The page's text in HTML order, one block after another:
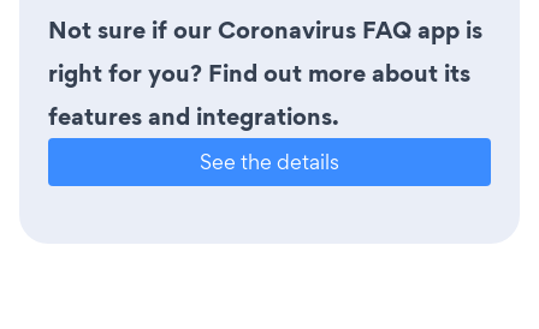
Not sure if our Coronavirus FAQ app is
right for you? Find out more about its
features and integrations.
See the details